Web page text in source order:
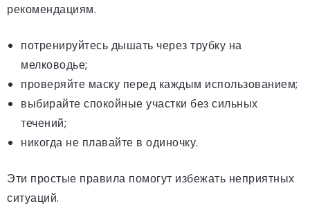
рекомендациям.
потренируйтесь дышать через трубку на
мелководье;
проверяйте маску перед каждым использованием;
выбирайте спокойные участки без сильных
течений;
никогда не плавайте в одиночку.
Эти простые правила помогут избежать неприятных
ситуаций.